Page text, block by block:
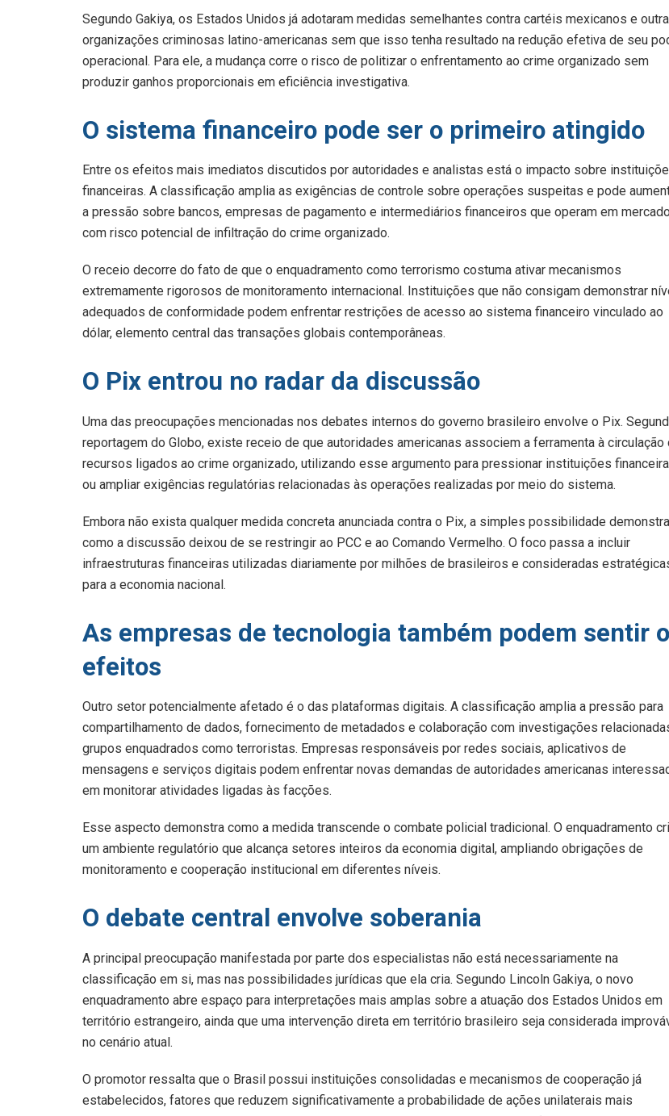
Segundo Gakiya, os Estados Unidos já adotaram medidas semelhantes contra cartéis mexicanos e
organizações criminosas latino-americanas sem que isso tenha resultado na redução efetiva de seu
operacional. Para ele, a mudança corre o risco de politizar o enfrentamento ao crime organizado sem
produzir ganhos proporcionais em eficiência investigativa.
O sistema financeiro pode ser o primeiro atingido
Entre os efeitos mais imediatos discutidos por autoridades e analistas está o impacto sobre
financeiras. A classificação amplia as exigências de controle sobre operações suspeitas e pode
a pressão sobre bancos, empresas de pagamento e intermediários financeiros que operam em
com risco potencial de infiltração do crime organizado.
O receio decorre do fato de que o enquadramento como terrorismo costuma ativar mecanismos
extremamente rigorosos de monitoramento internacional. Instituições que não consigam demonstrar
adequados de conformidade podem enfrentar restrições de acesso ao sistema financeiro vinculado ao
dólar, elemento central das transações globais contemporâneas.
O Pix entrou no radar da discussão
Uma das preocupações mencionadas nos debates internos do governo brasileiro envolve o Pix.
reportagem do Globo, existe receio de que autoridades americanas associem a ferramenta à circulação
recursos ligados ao crime organizado, utilizando esse argumento para pressionar instituições
ou ampliar exigências regulatórias relacionadas às operações realizadas por meio do sistema.
Embora não exista qualquer medida concreta anunciada contra o Pix, a simples possibilidade demonstra
como a discussão deixou de se restringir ao PCC e ao Comando Vermelho. O foco passa a incluir
infraestruturas financeiras utilizadas diariamente por milhões de brasileiros e consideradas
para a economia nacional.
As empresas de tecnologia também podem sentir
efeitos
Outro setor potencialmente afetado é o das plataformas digitais. A classificação amplia a pressão para
compartilhamento de dados, fornecimento de metadados e colaboração com investigações
grupos enquadrados como terroristas. Empresas responsáveis por redes sociais, aplicativos de
mensagens e serviços digitais podem enfrentar novas demandas de autoridades americanas
em monitorar atividades ligadas às facções.
Esse aspecto demonstra como a medida transcende o combate policial tradicional. O enquadramento
um ambiente regulatório que alcança setores inteiros da economia digital, ampliando obrigações de
monitoramento e cooperação institucional em diferentes níveis.
O debate central envolve soberania
A principal preocupação manifestada por parte dos especialistas não está necessariamente na
classificação em si, mas nas possibilidades jurídicas que ela cria. Segundo Lincoln Gakiya, o novo
enquadramento abre espaço para interpretações mais amplas sobre a atuação dos Estados Unidos em
território estrangeiro, ainda que uma intervenção direta em território brasileiro seja considerada
no cenário atual.
O promotor ressalta que o Brasil possui instituições consolidadas e mecanismos de cooperação já
estabelecidos, fatores que reduzem significativamente a probabilidade de ações unilaterais mais